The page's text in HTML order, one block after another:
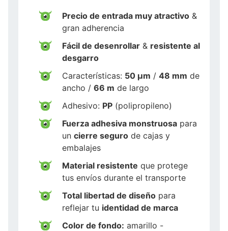
Precio de entrada muy atractivo &
gran adherencia
Fácil de desenrollar & resistente al
desgarro
Características: 50 µm / 48 mm de
ancho / 66 m de largo
Adhesivo: PP (polipropileno)
Fuerza adhesiva monstruosa para
un cierre seguro de cajas y
embalajes
Material resistente que protege
tus envíos durante el transporte
Total libertad de diseño para
reflejar tu identidad de marca
Color de fondo: amarillo -